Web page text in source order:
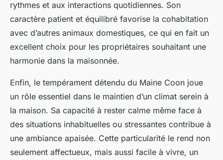
rythmes et aux interactions quotidiennes. Son
caractère patient et équilibré favorise la cohabitation
avec d’autres animaux domestiques, ce qui en fait un
excellent choix pour les propriétaires souhaitant une
harmonie dans la maisonnée.
Enfin, le tempérament détendu du Maine Coon joue
un rôle essentiel dans le maintien d’un climat serein à
la maison. Sa capacité à rester calme même face à
des situations inhabituelles ou stressantes contribue à
une ambiance apaisée. Cette particularité le rend non
seulement affectueux, mais aussi facile à vivre, un